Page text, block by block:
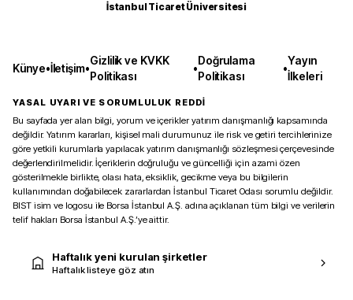
İstanbul Ticaret Üniversitesi
Künye•İletişim•
Gizlilik ve KVKK
Politikası
•
Doğrulama
Politikası
•
Yayın
İlkeleri
YASAL UYARI VE SORUMLULUK REDDİ
Bu sayfada yer alan bilgi, yorum ve içerikler yatırım danışmanlığı kapsamında
değildir. Yatırım kararları, kişisel mali durumunuz ile risk ve getiri tercihlerinize
göre yetkili kurumlarla yapılacak yatırım danışmanlığı sözleşmesi çerçevesinde
değerlendirilmelidir. İçeriklerin doğruluğu ve güncelliği için azami özen
gösterilmekle birlikte, olası hata, eksiklik, gecikme veya bu bilgilerin
kullanımından doğabilecek zararlardan İstanbul Ticaret Odası sorumlu değildir.
BIST isim ve logosu ile Borsa İstanbul A.Ş. adına açıklanan tüm bilgi ve verilerin
telif hakları Borsa İstanbul A.Ş.’ye aittir.
Haftalık yeni kurulan şirketler
Haftalık listeye göz atın